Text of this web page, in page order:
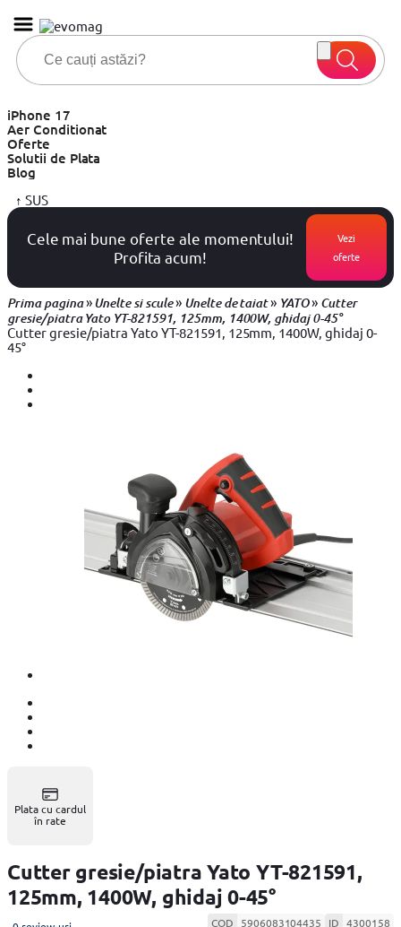
iPhone 17
Aer Conditionat
Oferte
Solutii de Plata
Blog
↑ SUS
Cele mai bune oferte ale momentului!
Profita acum!
Vezi
oferte
Prima pagina»Unelte si scule» Unelte de taiat» YATO» Cutter
gresie/piatra Yato YT-821591, 125mm, 1400W, ghidaj 0-45°
Cutter gresie/piatra Yato YT-821591, 125mm, 1400W, ghidaj 0-
45°
Plata cu cardul
în rate
Cutter gresie/piatra Yato YT-821591,
125mm, 1400W, ghidaj 0-45°
COD 5906083104435 ID 4300158